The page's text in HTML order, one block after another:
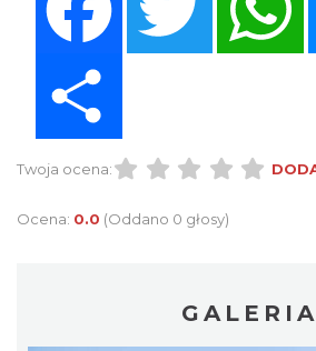
Twoja ocena:
Ocena: 0.0 (Oddano 0 głosy)
GALERIA